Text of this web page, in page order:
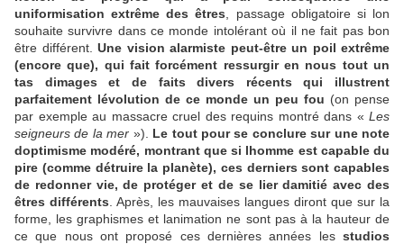
uniformisation extrême des êtres , passage obligatoire si lon
souhaite survivre dans ce monde intolérant où il ne fait pas bon
être différent. Une vision alarmiste peut-être un poil extrême
(encore que), qui fait forcément ressurgir en nous tout un
tas dimages et de faits divers récents qui illustrent
parfaitement lévolution de ce monde un peu fou (on pense
par exemple au massacre cruel des requins montré dans « Les
seigneurs de la mer »). Le tout pour se conclure sur une note
doptimisme modéré, montrant que si lhomme est capable du
pire (comme détruire la planète), ces derniers sont capables
de redonner vie, de protéger et de se lier damitié avec des
êtres différents . Après, les mauvaises langues diront que sur la
forme, les graphismes et lanimation ne sont pas à la hauteur de
ce que nous ont proposé ces dernières années les studios